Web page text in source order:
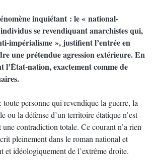
inquiétant : le « national-
se revendiquant anarchistes qui,
impérialisme », justifient l’entrée en
une prétendue agression extérieure. En
l’État-nation, exactement comme de
personne qui revendique la guerre, la
ou la défense d’un territoire étatique n’est
une contradiction totale. Ce courant n’a rien
pleinement dans le roman national et
et idéologiquement de l’extrême droite.